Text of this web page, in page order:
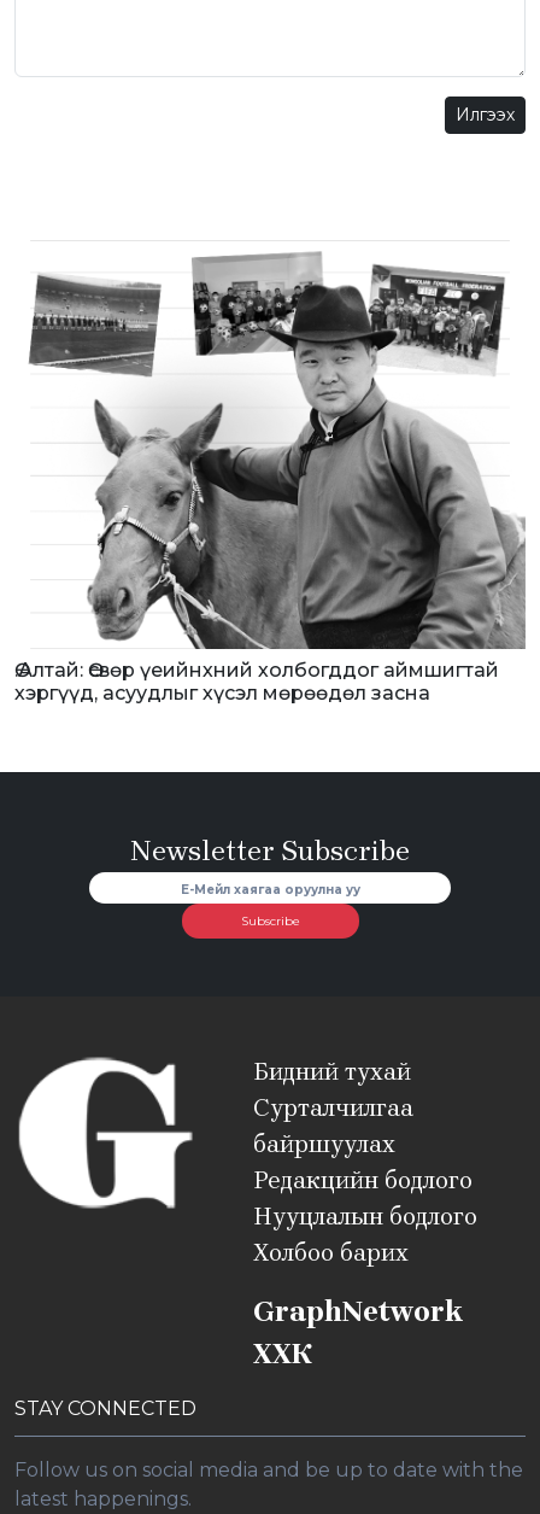
Илгээх
Ө.Алтай: Өсвөр үеийнхний холбогддог аймшигтай
хэргүүд, асуудлыг хүсэл мөрөөдөл засна
Newsletter Subscribe
Subscribe
Бидний тухай
Сурталчилгаа
байршуулах
Редакцийн бодлого
Нууцлалын бодлого
Холбоо барих
GraphNetwork
ХХК
STAY CONNECTED
Follow us on social media and be up to date with the
latest happenings.